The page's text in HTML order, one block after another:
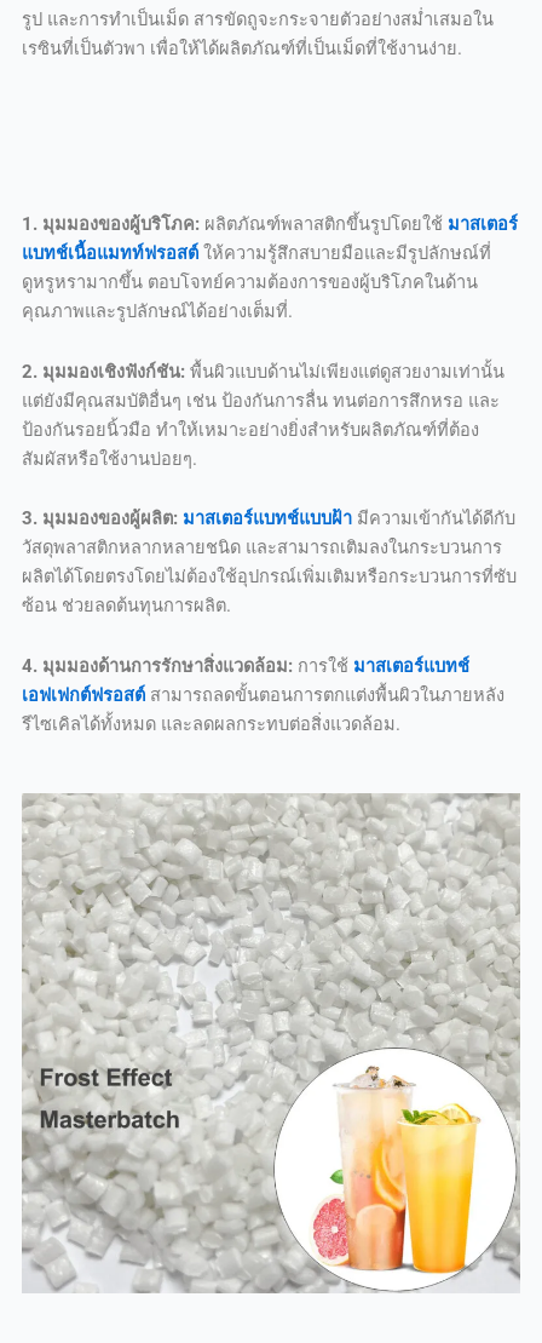
รูป และการทำเป็นเม็ด สารขัดถูจะกระจายตัวอย่างสม่ำเสมอใน
เรซินที่เป็นตัวพา เพื่อให้ได้ผลิตภัณฑ์ที่เป็นเม็ดที่ใช้งานง่าย.
1. มุมมองของผู้บริโภค: ผลิตภัณฑ์พลาสติกขึ้นรูปโดยใช้ มาสเตอร์
แบทช์เนื้อแมทท์ฟรอสต์ให้ความรู้สึกสบายมือและมีรูปลักษณ์ที่
ดูหรูหรามากขึ้น ตอบโจทย์ความต้องการของผู้บริโภคในด้าน
คุณภาพและรูปลักษณ์ได้อย่างเต็มที่.
2. มุมมองเชิงฟังก์ชัน: พื้นผิวแบบด้านไม่เพียงแต่ดูสวยงามเท่านั้น
แต่ยังมีคุณสมบัติอื่นๆ เช่น ป้องกันการลื่น ทนต่อการสึกหรอ และ
ป้องกันรอยนิ้วมือ ทำให้เหมาะอย่างยิ่งสำหรับผลิตภัณฑ์ที่ต้อง
สัมผัสหรือใช้งานบ่อยๆ.
3. มุมมองของผู้ผลิต: มาสเตอร์แบทช์แบบฝ้ามีความเข้ากันได้ดีกับ
วัสดุพลาสติกหลากหลายชนิด และสามารถเติมลงในกระบวนการ
ผลิตได้โดยตรงโดยไม่ต้องใช้อุปกรณ์เพิ่มเติมหรือกระบวนการที่ซับ
ซ้อน ช่วยลดต้นทุนการผลิต.
4. มุมมองด้านการรักษาสิ่งแวดล้อม: การใช้ มาสเตอร์แบทช์
เอฟเฟกต์ฟรอสต์สามารถลดขั้นตอนการตกแต่งพื้นผิวในภายหลัง
รีไซเคิลได้ทั้งหมด และลดผลกระทบต่อสิ่งแวดล้อม.